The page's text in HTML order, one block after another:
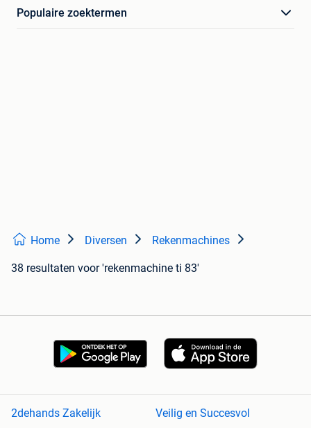
Populaire zoektermen
Home Diversen Rekenmachines
38 resultaten voor 'rekenmachine ti 83'
2dehands Zakelijk Veilig en Succesvol